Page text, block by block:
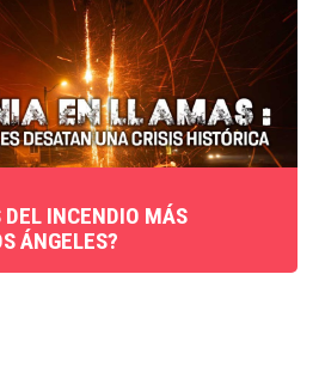
DEL INCENDIO MÁS
ÁNGELES?